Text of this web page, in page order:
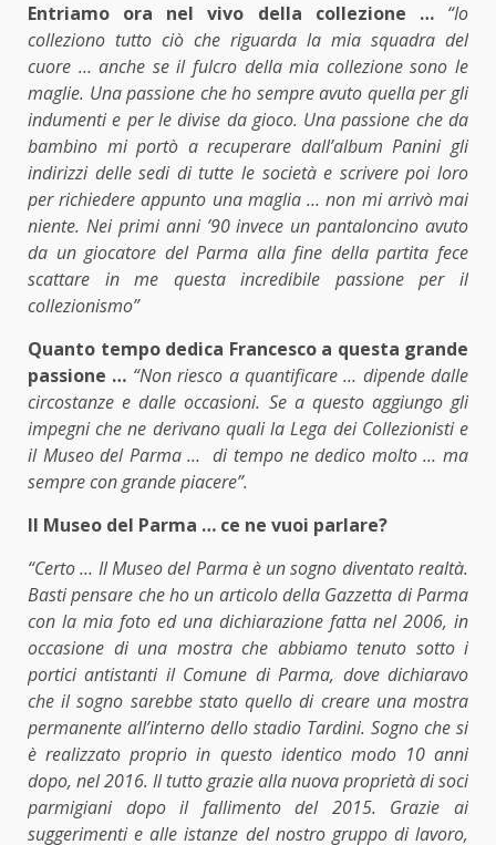
Entriamo ora nel vivo della collezione … “Io
colleziono tutto ciò che riguarda la mia squadra del
cuore … anche se il fulcro della mia collezione sono le
maglie. Una passione che ho sempre avuto quella per gli
indumenti e per le divise da gioco. Una passione che da
bambino mi portò a recuperare dall’album Panini gli
indirizzi delle sedi di tutte le società e scrivere poi loro
per richiedere appunto una maglia … non mi arrivò mai
niente. Nei primi anni ’90 invece un pantaloncino avuto
da un giocatore del Parma alla fine della partita fece
scattare in me questa incredibile passione per il
collezionismo”
Quanto tempo dedica Francesco a questa grande
passione … “Non riesco a quantificare … dipende dalle
circostanze e dalle occasioni. Se a questo aggiungo gli
impegni che ne derivano quali la Lega dei Collezionisti e
il Museo del Parma … di tempo ne dedico molto … ma
sempre con grande piacere”.
Il Museo del Parma … ce ne vuoi parlare?
“Certo … Il Museo del Parma è un sogno diventato realtà.
Basti pensare che ho un articolo della Gazzetta di Parma
con la mia foto ed una dichiarazione fatta nel 2006, in
occasione di una mostra che abbiamo tenuto sotto i
portici antistanti il Comune di Parma, dove dichiaravo
che il sogno sarebbe stato quello di creare una mostra
permanente all’interno dello stadio Tardini. Sogno che si
è realizzato proprio in questo identico modo 10 anni
dopo, nel 2016. Il tutto grazie alla nuova proprietà di soci
parmigiani dopo il fallimento del 2015. Grazie ai
suggerimenti e alle istanze del nostro gruppo di lavoro,